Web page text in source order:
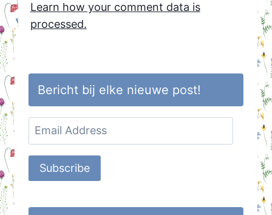
Learn how your comment data is
processed.
Bericht bij elke nieuwe post!
Email
Address
Subscribe